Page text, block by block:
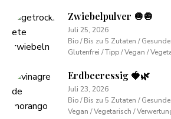
Zwiebelpulver 🧅🧅
Juli 25, 2026
Bio / Bis zu 5 Zutaten /
Glutenfrei / Tipp / Vegan /
Erdbeeressig 🍓🌿
Juli 23, 2026
Bio / Bis zu 5 Zutaten /
Vegan / Vegetarisch /